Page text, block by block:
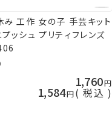
み 工作 女の子 手芸キット
プッシュ プリティフレンズ
1,760
1,584 税込